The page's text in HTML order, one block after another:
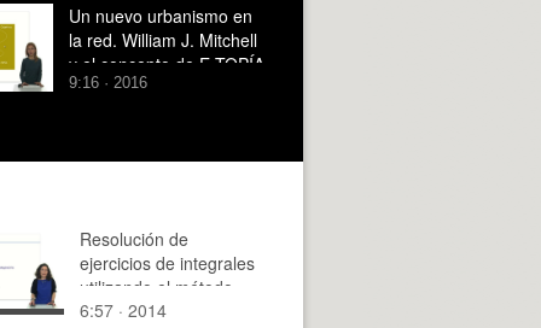
UPV - ULA. España -
Venezuela
Un nuevo urbanismo en
la red. William J. Mitchell
y el concepto de E-TOPÍA
9:16 · 2016
Resolución de
ejercicios de integrales
utilizando el método
de integración por
6:57 · 2014